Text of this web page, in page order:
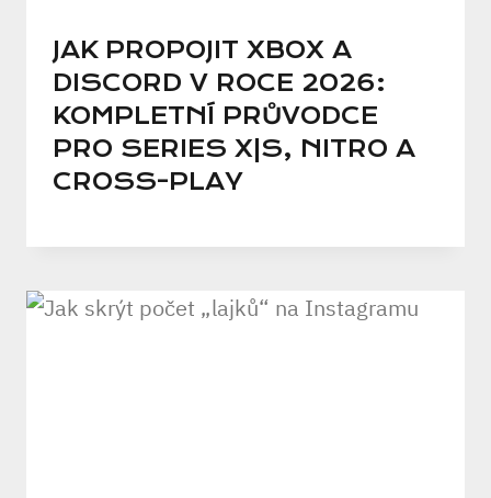
JAK PROPOJIT XBOX A
DISCORD V ROCE 2026:
KOMPLETNÍ PRŮVODCE
PRO SERIES X|S, NITRO A
CROSS-PLAY